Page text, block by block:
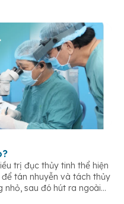
trị đục thủy tinh thể hiện
tán nhuyễn và tách thủy
nhỏ, sau đó hút ra ngoài